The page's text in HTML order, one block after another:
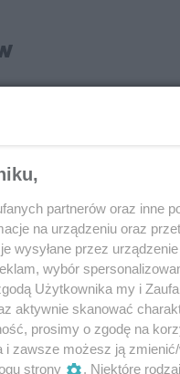
szybkim tempie
skutecznych metod,
Regularne
skupić się na chwili i
oddychanie prowadzi do
łączy ruch z oddechem,
ważny…
fizyczna.
pływanie czy jazda
partnerów oraz inne
na urządzeniu oraz
wysyłane przez
wybór
Użytkownika my i
aktywnie skanować
prosimy o zgodę na
i zawsze możesz ją
strony
. Niektóre